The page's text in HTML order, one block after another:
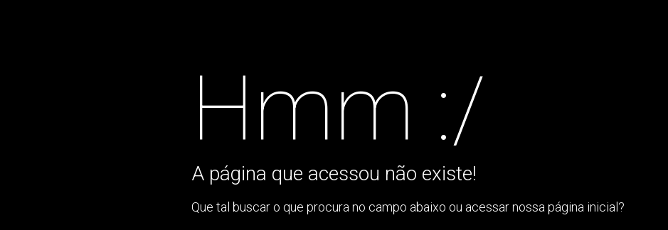
Hmm :/
A página que acessou não existe!
Que tal buscar o que procura no campo abaixo ou acessar nossa página inicial?